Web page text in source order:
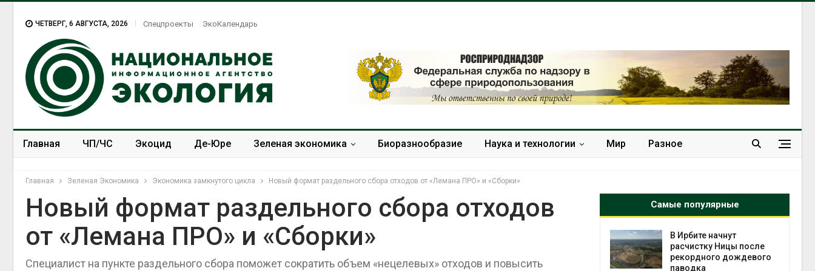
ЧЕТВЕРГ, 6 АВГУСТА, 2026 Спецпроекты ЭкоКалендарь
Главная ЧП/ЧС Экоцид Де-Юре Зеленая экономика Биоразнообразие Наука и технологии Мир Разное
Главная Зеленая Экономика Экономика замкнутого цикла Новый формат раздельного сбора отходов от «Лемана ПРО» и «Сборки»
Новый формат раздельного сбора отходов
от «Лемана ПРО» и «Сборки»
Специалист на пункте раздельного сбора поможет сократить объем «нецелевых» отходов и повысить
Самые популярные
Суд запретил
использовать
крокодилов для охраны
израильской тюрьмы
Европа теряет всё
больше лесной
биомассы из-за засух,
вредителей и рубок
паводка
Суд запретил
использовать
крокодилов для охраны
израильской тюрьмы